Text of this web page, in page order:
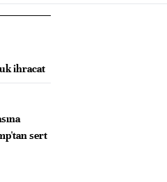
ihracat
sert